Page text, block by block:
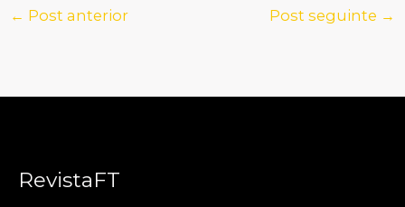
← Post anterior Post seguinte →
RevistaFT